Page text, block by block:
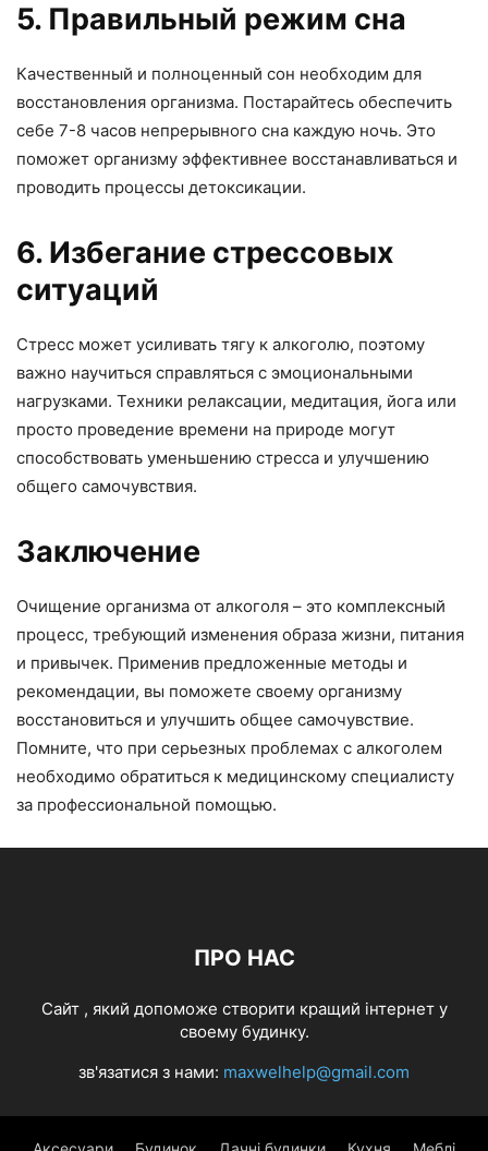
5. Правильный режим сна
Качественный и полноценный сон необходим для
восстановления организма. Постарайтесь обеспечить
себе 7-8 часов непрерывного сна каждую ночь. Это
поможет организму эффективнее восстанавливаться и
проводить процессы детоксикации.
6. Избегание стрессовых
ситуаций
Стресс может усиливать тягу к алкоголю, поэтому
важно научиться справляться с эмоциональными
нагрузками. Техники релаксации, медитация, йога или
просто проведение времени на природе могут
способствовать уменьшению стресса и улучшению
общего самочувствия.
Заключение
Очищение организма от алкоголя – это комплексный
процесс, требующий изменения образа жизни, питания
и привычек. Применив предложенные методы и
рекомендации, вы поможете своему организму
восстановиться и улучшить общее самочувствие.
Помните, что при серьезных проблемах с алкоголем
необходимо обратиться к медицинскому специалисту
за профессиональной помощью.
ПРО НАС
Cайт , який допоможе створити кращий інтернет у
своему будинку.
зв'язатися з нами: maxwelhelp@gmail.com